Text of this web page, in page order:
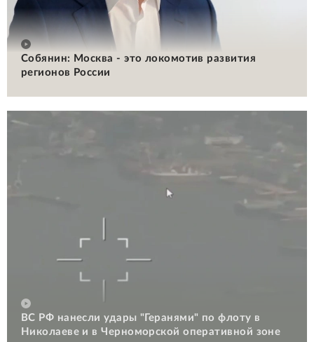
Собянин: Москва - это локомотив развития
регионов России
ВС РФ нанесли удары "Геранями" по флоту в
Николаеве и в Черноморской оперативной зоне